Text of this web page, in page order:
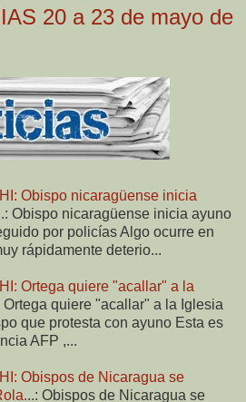
20 a 23 de mayo de
Obispo nicaragüense inicia
Obispo nicaragüense inicia ayuno
por policías Algo ocurre en
rápidamente deterio...
Ortega quiere "acallar" a la
Ortega quiere "acallar" a la Iglesia
que protesta con ayuno Esta es
AFP ,...
Obispos de Nicaragua se
..: Obispos de Nicaragua se